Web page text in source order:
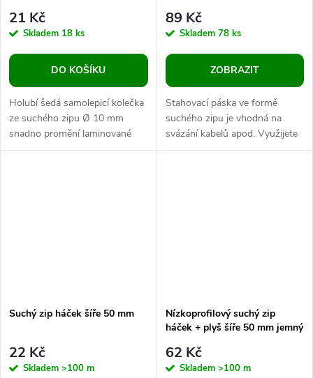
21 Kč
Skladem 18 ks
DO KOŠÍKU
Holubí šedá samolepicí kolečka
ze suchého zipu Ø 10 mm
snadno promění laminované
pracovní listy, skládačky a
89 Kč
Skladem 78 ks
ZOBRAZIT
Stahovací páska ve formě
suchého zipu je vhodná na
svázání kabelů apod. Využijete
ji v domácnosti i v kanceláři.
Suchý zip háček šíře 50 mm
22 Kč
Skladem >100 m
Nízkoprofilový suchý zip
háček + plyš šíře 50 mm jemný
62 Kč
Skladem >100 m